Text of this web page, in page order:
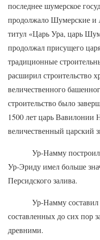
последнее шумерское
продолжало Шумерские и
титул «Царь Ура, царь
продолжал присущего
традиционные
расширил строительство
величественного
строительство было
1500 лет царь Вавилонии
величественный царский
Ур-Намму
Ур-Эриду имел больше
Персидского залива.
Ур-Намму составил
составленных до сих пор
древними.